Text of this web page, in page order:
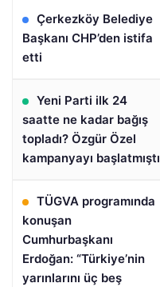
Çerkezköy Belediye
Başkanı CHP’den istifa
etti
Yeni Parti ilk 24
saatte ne kadar bağış
topladı? Özgür Özel
kampanyayı başlatmıştı
TÜGVA programında
konuşan
Cumhurbaşkanı
Erdoğan: “Türkiye’nin
yarınlarını üç beş